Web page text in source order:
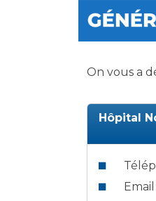
Les
Livret
Salon des
Vos droits,
Les
On vous a
Hôpital
Email